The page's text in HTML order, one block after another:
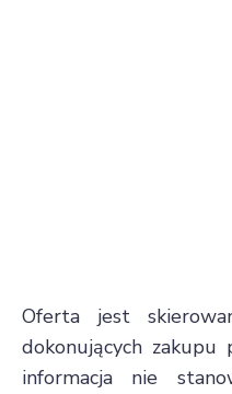
Oferta jest
dokonujących zakupu
informacja nie